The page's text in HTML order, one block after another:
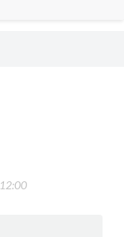
12:00